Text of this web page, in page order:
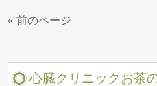
« 前のページ
心臓クリニックお茶